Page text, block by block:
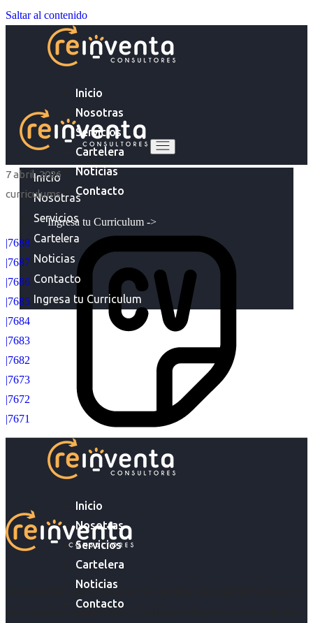
Saltar al contenido
Inicio
Nosotras
Servicios
Cartelera
Noticias
Contacto
Ingresa tu Curriculum ->
Inicio
Nosotras
Servicios
Cartelera
Noticias
Contacto
Inicio
Nosotras
Servicios
Cartelera
Noticias
Contacto
Ingresa tu Curriculum
7 abril, 2026
curriculums
|7688
|7687
|7686
|7685
|7684
|7683
|7682
|7673
|7672
|7671
Acompañar a empresas en su gestión de capital humano y
acompañar a personas en la búsqueda y encuentro de sus